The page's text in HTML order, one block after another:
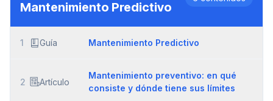
Mantenimiento Predictivo
1 Guía Mantenimiento Predictivo
2 Artículo
Mantenimiento preventivo: en qué
consiste y dónde tiene sus límites